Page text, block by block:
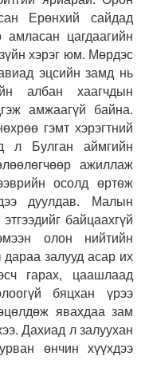
Ерөнхий сайдад
амласан цагдаагийн
хэрэг юм. Мөрдэс
эцсийн замд нь
албан хаагчдын
амжаагүй байна.
гэмт хэрэгтний
л Булган аймгийн
ажиллаж
осолд өртөж
дуулдав. Малын
байцаахгүй
олон нийтийн
дараа залууд асар их
гарах, цаашлаад
бяцхан үрээ
явахдаа зам
Дахиад л залуухан
өнчин хүүхдээ